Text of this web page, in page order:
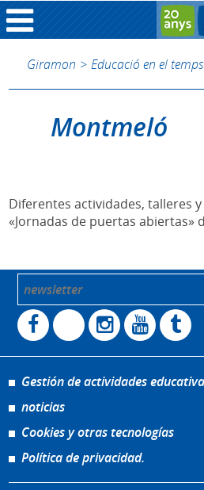
Giramon > Educació en el
Montmeló
Diferentes actividades, talleres
«Jornadas de puertas abiertas»
Gestión de actividades
noticias
Cookies y otras tecnologías
Política de privacidad.